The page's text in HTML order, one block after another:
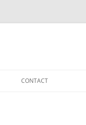
CONTACT